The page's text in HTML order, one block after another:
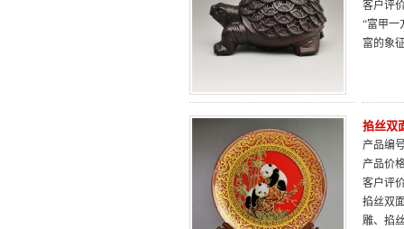
客户评
“富甲一
富的象
掐丝双
产品编
产品价
客户评
掐丝双
雕、掐